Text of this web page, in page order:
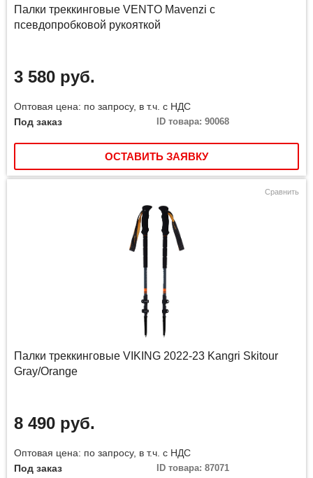
Палки треккинговые VENTO Mavenzi с
псевдопробковой рукояткой
3 580 руб.
Оптовая цена: по запросу, в т.ч. с НДС
Под заказ
ID товара: 90068
ОСТАВИТЬ ЗАЯВКУ
Сравнить
Палки треккинговые VIKING 2022-23 Kangri Skitour
Gray/Orange
8 490 руб.
Оптовая цена: по запросу, в т.ч. с НДС
Под заказ
ID товара: 87071